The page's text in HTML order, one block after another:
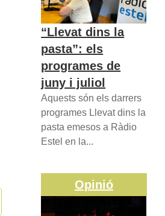
“Llevat dins la
pasta”: els
programes de
juny i juliol
Aquests són els darrers
programes Llevat dins la
pasta emesos a Ràdio
Estel en la...
Opinió